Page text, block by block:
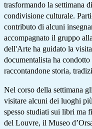
trasformando la settimana
condivisione culturale.
contributo di alcuni
accompagnato il gruppo
dell'Arte ha guidato la
documentalista ha
raccontandone storia,
Nel corso della settimana
visitare alcuni dei luoghi
spesso studiati sui libri ma
del Louvre, il Museo